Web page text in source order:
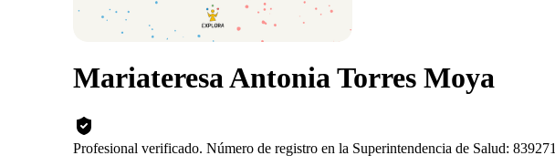
Mariateresa Antonia Torres Moya
Profesional verificado. Número de registro en la Superintendencia de Salud: 839271